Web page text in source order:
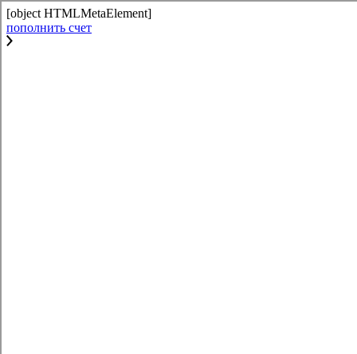
[object HTMLMetaElement]
пополнить счет